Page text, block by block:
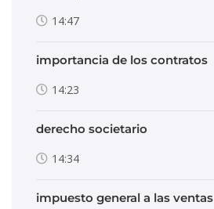
14:47
importancia de los contratos
14:23
derecho societario
14:34
impuesto general a las ventas